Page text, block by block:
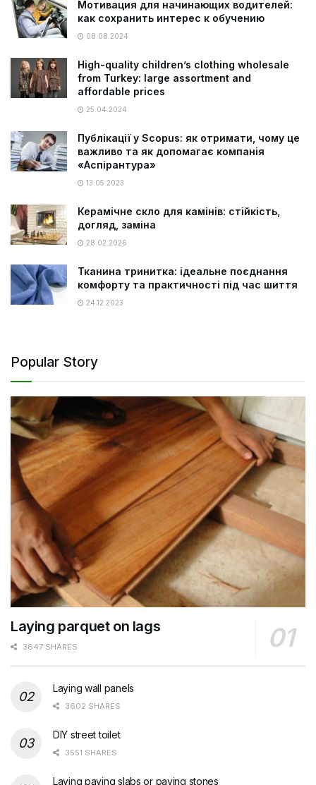
Мотивация для начинающих водителей:
как сохранить интерес к обучению
08.08.2024
High-quality children’s clothing wholesale
from Turkey: large assortment and
affordable prices
25.04.2024
Публікації у Scopus: як отримати, чому це
важливо та як допомагає компанія
«Аспірантура»
13.05.2023
Керамічне скло для камінів: стійкість,
догляд, заміна
28.02.2026
Тканина тринитка: ідеальне поєднання
комфорту та практичності під час шиття
24.12.2023
Popular Story
Laying parquet on lags
3647 SHARES
Laying wall panels
3602 SHARES
DIY street toilet
3551 SHARES
Laying paving slabs or paving stones